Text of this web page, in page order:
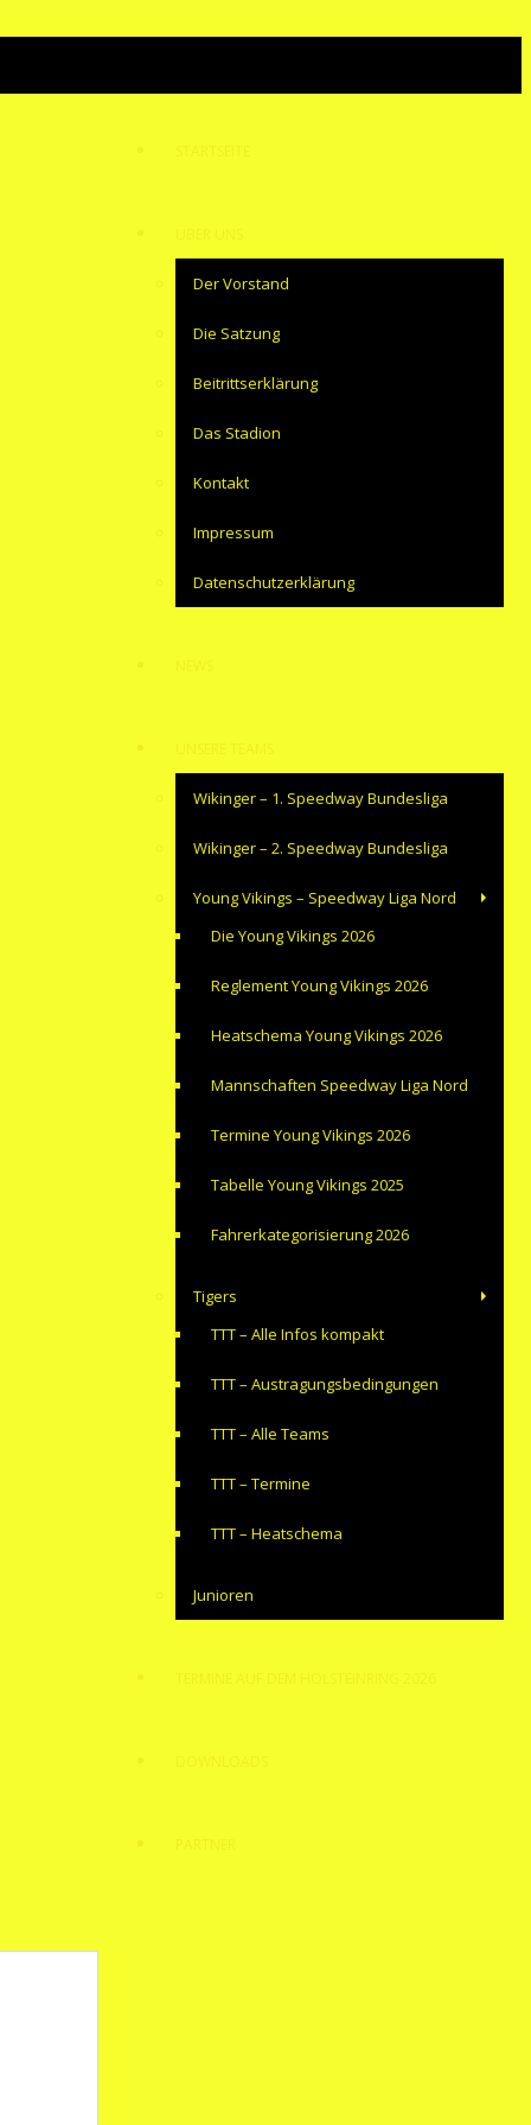
Der Vorstand
Die Satzung
Beitrittserklärung
Das Stadion
Kontakt
Impressum
Datenschutzerklärung
Wikinger – 1. Speedway Bundesliga
Wikinger – 2. Speedway Bundesliga
Young Vikings – Speedway Liga Nord
Die Young Vikings 2026
Reglement Young Vikings 2026
Heatschema Young Vikings 2026
Mannschaften Speedway Liga Nord
Termine Young Vikings 2026
Tabelle Young Vikings 2025
Fahrerkategorisierung 2026
Tigers
TTT – Alle Infos kompakt
TTT – Austragungsbedingungen
TTT – Alle Teams
TTT – Termine
TTT – Heatschema
Junioren